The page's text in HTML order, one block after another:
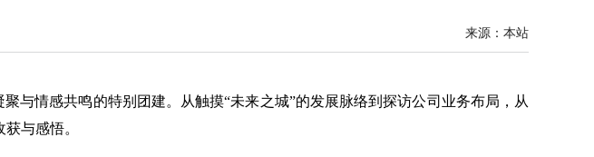
来源：本站
与情感共鸣的特别团建。从触摸“未来之城”的发展脉络到探访公司业务布局，从
与感悟。